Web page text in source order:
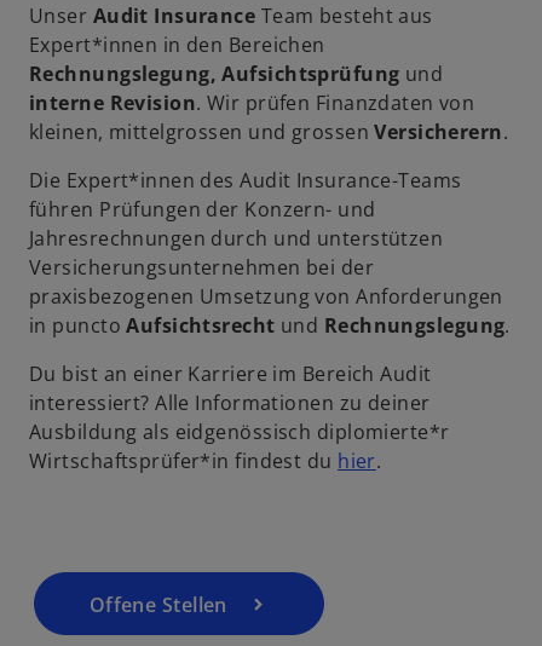
a
t
e
g
e
f
n
e
y
V
i
d
e
Unser Audit Insurance Team besteht aus
Expert*innen in den Bereichen
Rechnungslegung, Aufsichtsprüfung und
interne Revision. Wir prüfen Finanzdaten von
kleinen, mittelgrossen und grossenVersicherern.
Die Expert*innen des Audit Insurance-Teams
führen Prüfungen der Konzern- und
Jahresrechnungen durch und unterstützen
Versicherungsunternehmen bei der
praxisbezogenen Umsetzung von Anforderungen
in punctoAufsichtsrecht und Rechnungslegung.
Du bist an einer Karriere im Bereich Audit
interessiert? Alle Informationen zu deiner
Ausbildung als eidgenössisch diplomierte*r
Wirtschaftsprüfer*in findest du hierw.
Offene Stellen
w
ir
d
i
n
e
i
n
e
r
n
e
u
e
is